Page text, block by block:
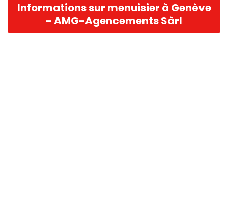
Informations sur menuisier à Genève
- AMG-Agencements Sàrl